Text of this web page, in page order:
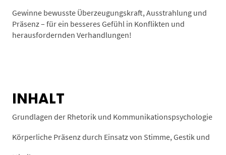
Gewinne bewusste Überzeugungskraft, Ausstrahlung und
Präsenz – für ein besseres Gefühl in Konflikten und
herausfordernden Verhandlungen!
INHALT
Grundlagen der Rhetorik und Kommunikationspsychologie
Körperliche Präsenz durch Einsatz von Stimme, Gestik und